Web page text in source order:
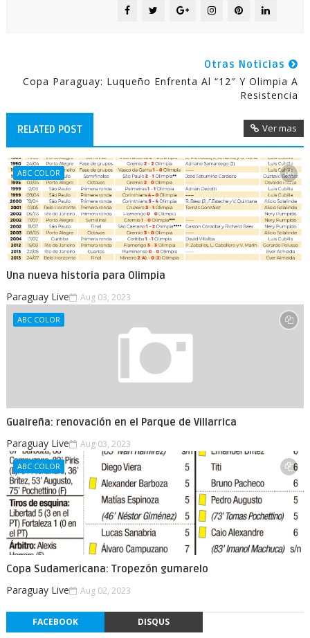
Otras Noticias
Copa Paraguay: Luqueño Enfrenta Al “12″ Y Olimpia A
Resistencia
RELATED POST Ver mas
ABC COLOR
Una nueva historia para Olimpia
Paraguay Live Aug 03, 2023
ABC COLOR
Guaireña: renovación en el Parque de Villarrica
Paraguay Live Aug 03, 2023
ABC COLOR
Copa Sudamericana: Tropezón gumarelo
Paraguay Live Aug 02, 2023
FACEBOOK DISQUS